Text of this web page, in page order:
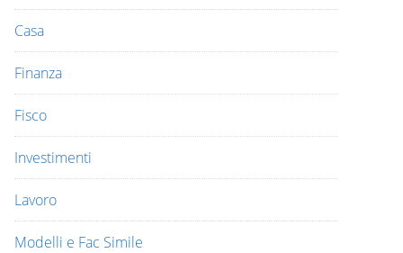
Casa
Finanza
Fisco
Investimenti
Lavoro
Modelli e Fac Simile